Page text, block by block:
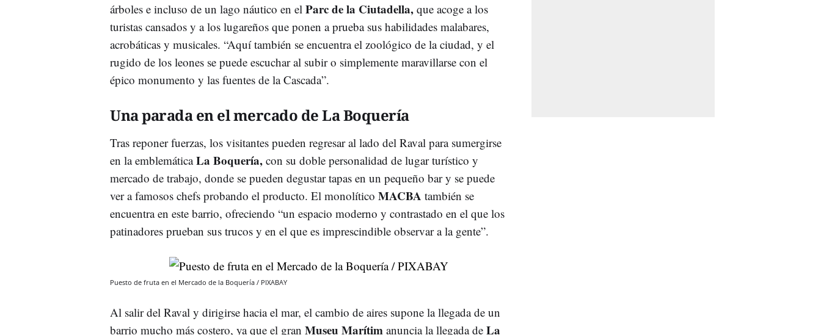
árboles e incluso de un lago náutico en el Parc de la Ciutadella, que acoge a los
turistas cansados y a los lugareños que ponen a prueba sus habilidades malabares,
acrobáticas y musicales. “Aquí también se encuentra el zoológico de la ciudad, y el
rugido de los leones se puede escuchar al subir o simplemente maravillarse con el
épico monumento y las fuentes de la Cascada”.
Una parada en el mercado de La Boquería
Tras reponer fuerzas, los visitantes pueden regresar al lado del Raval para sumergirse
en la emblemáticaLa Boquería, con su doble personalidad de lugar turístico y
mercado de trabajo, donde se pueden degustar tapas en un pequeño bar y se puede
ver a famosos chefs probando el producto. El monolítico MACBA también se
encuentra en este barrio, ofreciendo “un espacio moderno y contrastado en el que los
patinadores prueban sus trucos y en el que es imprescindible observar a la gente”.
Puesto de fruta en el Mercado de la Boquería / PIXABAY
Al salir del Raval y dirigirse hacia el mar, el cambio de aires supone la llegada de un
barrio mucho más costero, ya que el gran Museu Marítim anuncia la llegada de La